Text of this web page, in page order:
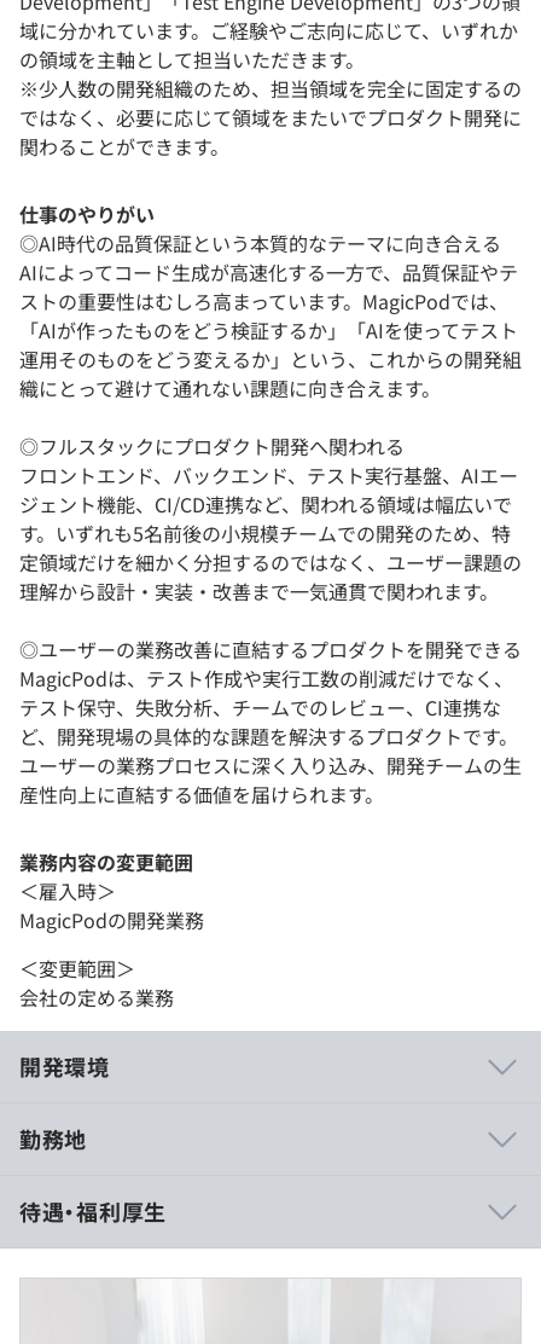
域に分かれています。ご経験やご志向に応じて、いずれか
の領域を主軸として担当いただきます。
※少人数の開発組織のため、担当領域を完全に固定するの
ではなく、必要に応じて領域をまたいでプロダクト開発に
関わることができます。
仕事のやりがい
◎AI時代の品質保証という本質的なテーマに向き合える
AIによってコード生成が高速化する一方で、品質保証やテ
ストの重要性はむしろ高まっています。MagicPodでは、
「AIが作ったものをどう検証するか」「AIを使ってテスト
運用そのものをどう変えるか」という、これからの開発組
織にとって避けて通れない課題に向き合えます。
◎フルスタックにプロダクト開発へ関われる
フロントエンド、バックエンド、テスト実行基盤、AIエー
ジェント機能、CI/CD連携など、関われる領域は幅広いで
す。いずれも5名前後の小規模チームでの開発のため、特
定領域だけを細かく分担するのではなく、ユーザー課題の
理解から設計・実装・改善まで一気通貫で関われます。
◎ユーザーの業務改善に直結するプロダクトを開発できる
MagicPodは、テスト作成や実行工数の削減だけでなく、
テスト保守、失敗分析、チームでのレビュー、CI連携な
ど、開発現場の具体的な課題を解決するプロダクトです。
ユーザーの業務プロセスに深く入り込み、開発チームの生
産性向上に直結する価値を届けられます。
業務内容の変更範囲
＜雇入時＞
MagicPodの開発業務
＜変更範囲＞
会社の定める業務
開発環境
知見を持つメンバーが在籍しています。CEO自身もエンジ
ニア出身で、Seleniumや自動テスト領域に長く関わって
きました。
勤務地
待遇・福利厚生